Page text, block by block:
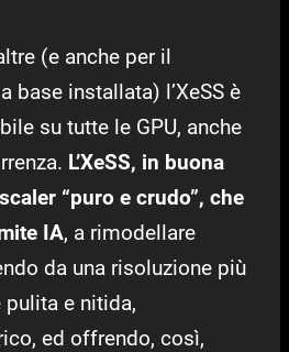
(e anche per il
base installata) l’XeSS è
su tutte le GPU, anche
L’XeSS, in buona
“puro e crudo”, che
IA, a rimodellare
da una risoluzione più
e nitida,
ed offrendo, così,